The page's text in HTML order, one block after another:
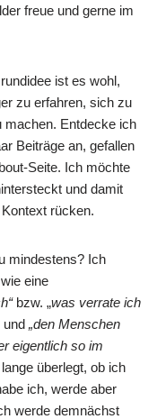
freue und gerne im
ist es wohl,
zu erfahren, sich zu
machen. Entdecke ich
Beiträge an, gefallen
Seite. Ich möchte
und damit
rücken.
mindestens? Ich
eine
bzw. „was verrate ich
und „den Menschen
eigentlich so im
überlegt, ob ich
ich, werde aber
werde demnächst